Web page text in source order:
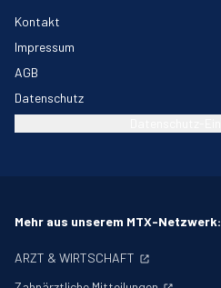
Kontakt
Impressum
AGB
Datenschutz
Mehr aus unserem MTX-Netzwerk:
ARZT & WIRTSCHAFT